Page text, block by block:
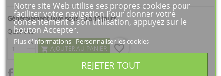
Généralement livré sous 10 à 15 jours
Quantité
 AJOUTER AU PANIER favorite_border
Notre site Web utilise ses propres cookies pour
faciliter votre navigation Pour donner votre
consentement à son utilisation, appuyez sur le
bouton Accepter.
Plus d'informations Personnaliser les cookies
REJETER TOUT